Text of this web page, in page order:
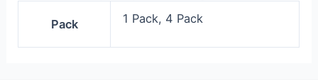
Pack 1 Pack, 4 Pack